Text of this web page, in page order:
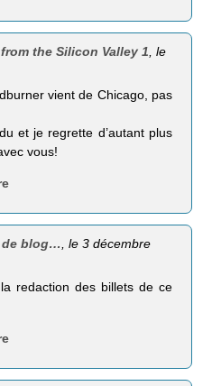
the Silicon Valley 1 , le
vient de Chicago, pas
et je regrette d’autant plus
vous!
de blog…, le 3 décembre
redaction des billets de ce